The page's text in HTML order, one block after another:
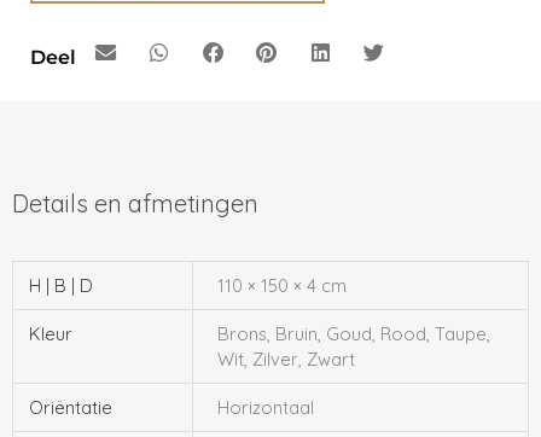
Deel
H | B | D 110 × 150 × 4 cm
Kleur
Brons, Bruin, Goud, Rood, Taupe,
Wit, Zilver, Zwart
Oriëntatie Horizontaal